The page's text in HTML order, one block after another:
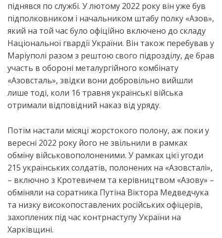
піднявся по службі. У лютому 2022 року він уже був
підполковником і начальником штабу полку «Азов»,
який на той час було офіційно включено до складу
Національної гвардії України. Він також перебував у
Маріуполі разом з рештою свого підрозділу, де брав
участь в обороні металургійного комбінату
«Азовсталь», звідки вони добровільно вийшли
лише тоді, коли 16 травня українські війська
отримали відповідний наказ від уряду.
Потім настали місяці жорстокого полону, аж поки у
вересні 2022 року його не звільнили в рамках
обміну військовополоненими. У рамках цієї угоди
215 українських солдатів, полонених на «Азовсталі»,
– включно з Кротевичем та керівництвом «Азову» –
обміняли на соратника Путіна Віктора Медведчука
та низку високопоставлених російських офіцерів,
захоплених під час контрнаступу України на
Харківщині.